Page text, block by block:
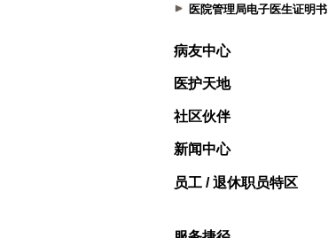
医院管理局电子医生证明书
病友中心
医护天地
社区伙伴
新闻中心
员工 / 退休职员特区